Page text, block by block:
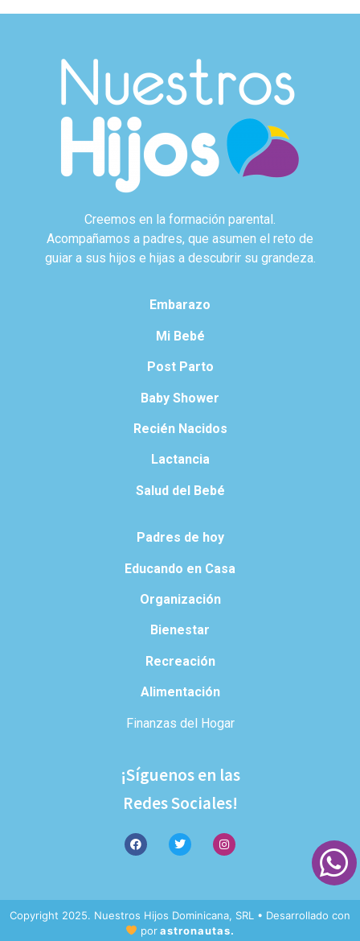
Creemos en la formación parental.
Acompañamos a padres, que asumen el reto de
guiar a sus hijos e hijas a descubrir su grandeza.
Embarazo
Mi Bebé
Post Parto
Baby Shower
Recién Nacidos
Lactancia
Salud del Bebé
Padres de hoy
Educando en Casa
Organización
Bienestar
Recreación
Alimentación
Finanzas del Hogar
¡Síguenos en las
Redes Sociales!
Copyright 2025. Nuestros Hijos Dominicana, SRL • Desarrollado con
porastronautas.